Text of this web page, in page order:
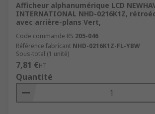
Afficheur alphanumérique LCD
INTERNATIONAL NHD-0216K1Z,
avec arrière-plans Vert,
Code commande RS 205-046
Référence fabricant NHD-0216K1Z-FL-YBW
Sous-total (1 unité)
7,81 €HT
Quantité